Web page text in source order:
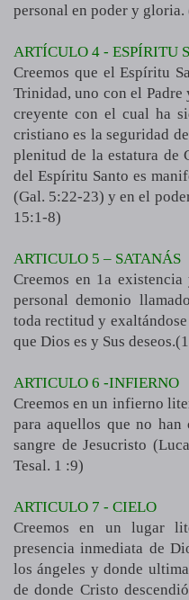
personal en poder y
ARTÍCULO 4 - ESPÍRITU
Creemos que el Espíritu
Trinidad, uno con el
creyente con el cual ha
cristiano es la seguridad
plenitud de la estatura de
del Espíritu Santo es
(Gal. 5:22-23) y en el
15:1-8)
ARTICULO 5 – SATANÁS
Creemos en 1a
personal demonio
toda rectitud y
que Dios es y Sus
ARTICULO 6 -INFIERNO
Creemos en un infierno
para aquellos que no han
sangre de Jesucristo
Tesal. 1 :9)
ARTICULO 7 - CIELO
Creemos en un lugar
presencia inmediata de
los ángeles y donde
de donde Cristo